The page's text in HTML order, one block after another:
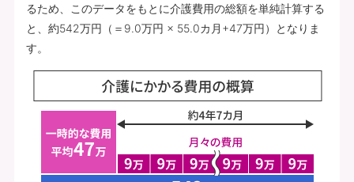
るため、このデータをもとに介護費用の総額を単純計算する
と、約542万円（＝9.0万円 × 55.0カ月+47万円）となりま
す。